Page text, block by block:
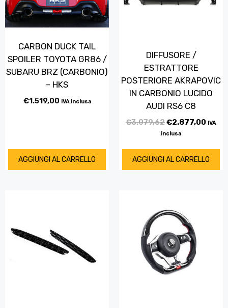
CARBON DUCK TAIL
SPOILER TOYOTA GR86 /
SUBARU BRZ (CARBONIO)
– HKS
€1.519,00 IVA inclusa
AGGIUNGI AL CARRELLO
DIFFUSORE /
ESTRATTORE
POSTERIORE AKRAPOVIC
IN CARBONIO LUCIDO
AUDI RS6 C8
€3.079,62€2.877,00 IVA
inclusa
AGGIUNGI AL CARRELLO